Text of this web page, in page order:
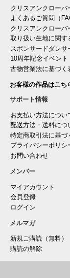
クリスアンクローバ
よくあるご質問（
クリスアンクローバ
取り扱い生地に関す
スポンサードダンサ
10周年記念イベント
古物営業法に基づく
お客様の作品はこち
サポート情報
お支払い方法につい
配送方法・送料につ
特定商取引法に基づ
プライバシーポリシ
お問い合わせ
メンバー
マイアカウント
会員登録
ログイン
メルマガ
新規ご購読（無料）
購読の解除